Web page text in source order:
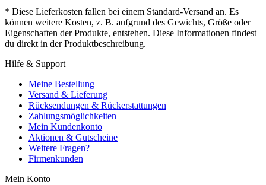
* Diese Lieferkosten fallen bei einem Standard-Versand an. Es
können weitere Kosten, z. B. aufgrund des Gewichts, Größe oder
Eigenschaften der Produkte, entstehen. Diese Informationen findest
du direkt in der Produktbeschreibung.
Hilfe & Support
Meine Bestellung
Versand & Lieferung
Rücksendungen & Rückerstattungen
Zahlungsmöglichkeiten
Mein Kundenkonto
Aktionen & Gutscheine
Weitere Fragen?
Firmenkunden
Mein Konto